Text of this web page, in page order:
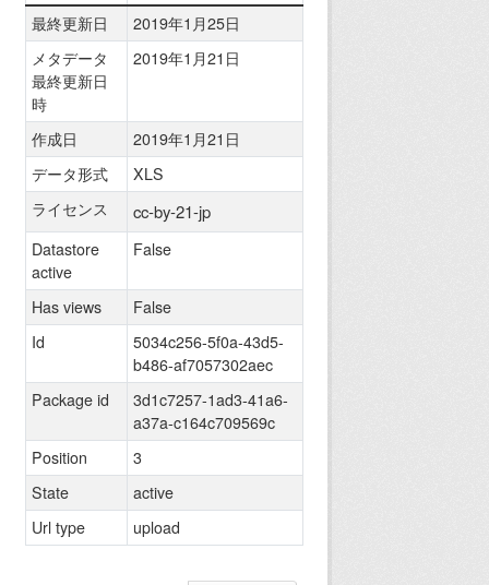
最終更新日
2019年1月25日
メタデータ
最終更新日
時
2019年1月21日
作成日
2019年1月21日
データ形式
XLS
ライセンス
cc-by-21-jp
Datastore
active
False
Has views
False
Id
5034c256-5f0a-43d5-
b486-af7057302aec
Package id
3d1c7257-1ad3-41a6-
a37a-c164c709569c
Position
3
State
active
Url type
upload